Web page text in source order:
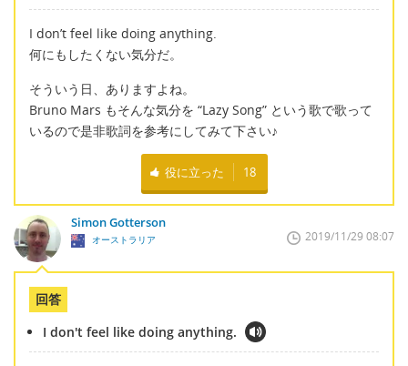
I don’t feel like doing anything.
何にもしたくない気分だ。
そういう日、ありますよね。
Bruno Mars もそんな気分を “Lazy Song” という歌で歌って
いるので是非歌詞を参考にしてみて下さい♪
役に立った 18
Simon Gotterson
オーストラリア 2019/11/29 08:07
回答
I don't feel like doing anything.